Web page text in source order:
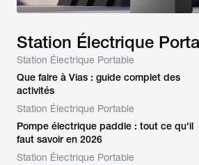
Station Électrique
Station Électrique Portable
Que faire à Vias : guide complet des
activités
Station Électrique Portable
Pompe électrique paddle : tout ce qu'il
faut savoir en 2026
Station Électrique Portable